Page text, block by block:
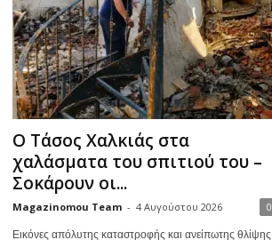
Ο Τάσος Χαλκιάς στα
χαλάσματα του σπιτιού του –
Σοκάρουν οι...
Magazinomou Team - 4 Αυγούστου 2026 0
Εικόνες απόλυτης καταστροφής και ανείπωτης θλίψης